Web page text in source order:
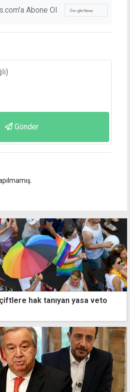
Abone Ol
Gönder
hak tanıyan yasa veto